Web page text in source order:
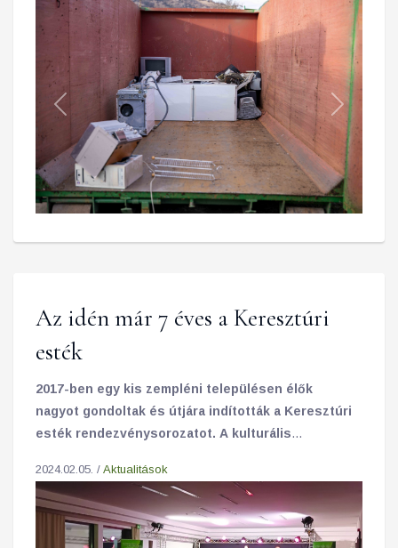
vittek a lakosok a gyűjtőpontra.
Previous Next
Az idén már 7 éves a Keresztúri
esték
2017-ben egy kis zempléni településen élők
nagyot gondoltak és útjára indították a Keresztúri
esték rendezvénysorozatot. A kulturális
adott otthont. Nem sokkal az indulás után
főtámogatóként megjelent a Keresztúri esték
történetében a Szerencsejáték Zrt, kultúra iránti
elköteleződésük azóta is töretlen, támogatásukra
2024.02.05. / Aktualitások